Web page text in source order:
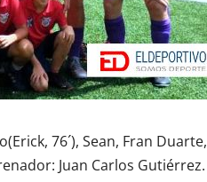
76´), Sean, Fran Duarte,
Juan Carlos Gutiérrez.